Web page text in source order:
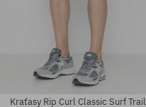
Kraťasy Rip Curl Classic Surf Trail